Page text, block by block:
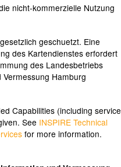
nicht-kommerzielle Nutzung
geschuetzt. Eine
des Kartendienstes erfordert
des Landesbetriebs
Hamburg
Capabilities (including service
See INSPIRE Technical
for more information.